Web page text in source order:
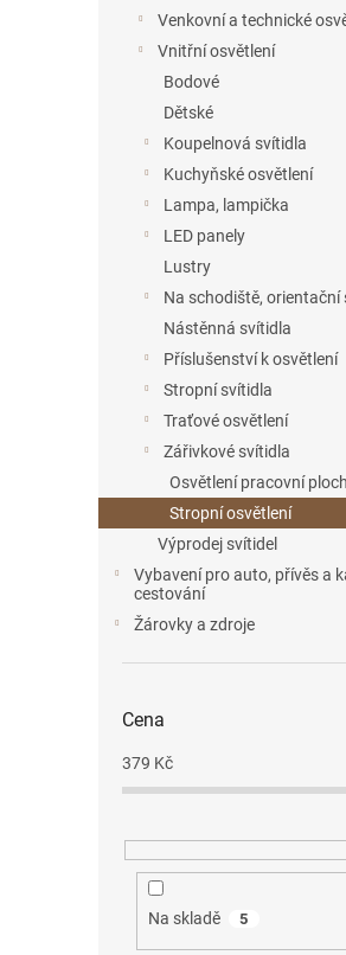
Venkovní a technické
Vnitřní osvětlení
Bodové
Dětské
Koupelnová svítidla
Kuchyňské osvětlení
Lampa, lampička
LED panely
Lustry
Na schodiště, orientační
Nástěnná svítidla
Příslušenství k osvětlení
Stropní svítidla
Traťové osvětlení
Zářivkové svítidla
Osvětlení pracovní
Stropní osvětlení
Výprodej svítidel
Vybavení pro auto, přívěs a
cestování
Žárovky a zdroje
Cena
379 Kč
Na skladě 5